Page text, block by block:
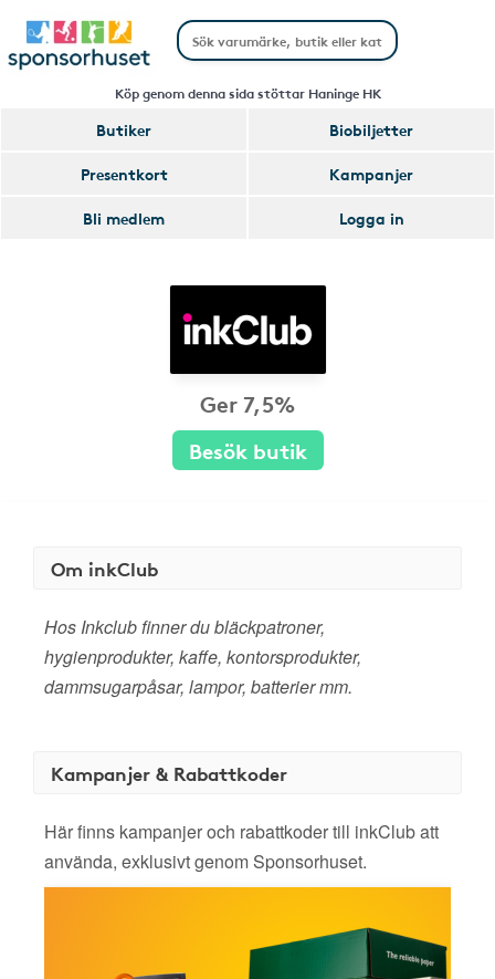
Köp genom denna sida stöttar Haninge HK
Butiker
Biobiljetter
Presentkort
Kampanjer
Bli medlem
Logga in
Ger 7,5%
Besök butik
Om inkClub
Hos Inkclub finner du bläckpatroner,
hygienprodukter, kaffe, kontorsprodukter,
dammsugarpåsar, lampor, batterier mm.
Kampanjer & Rabattkoder
Här finns kampanjer och rabattkoder till inkClub att
använda, exklusivt genom Sponsorhuset.